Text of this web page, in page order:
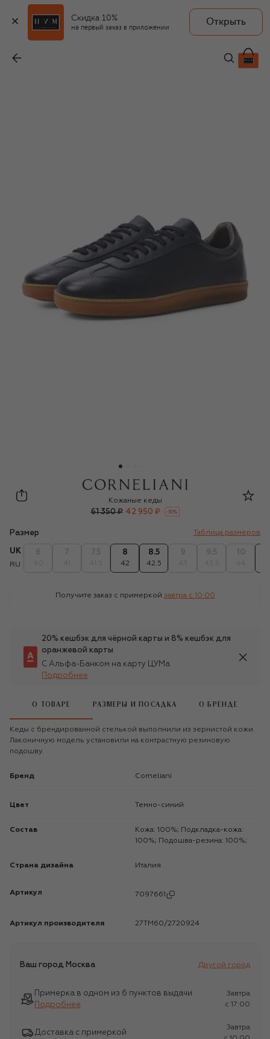
Скидка 10%
на первый заказ в приложении
Открыть
42 950 ₽
Corneliani
Кожаные кеды
61 350 ₽ 42 950 ₽ -30%
Размер Таблица размеров
UK
RU
8
42
8.5
42.5
Получите заказ с примеркой завтра c 10:00
20% кешбэк для чёрной карты и 8% кешбэк для
оранжевой карты
С Альфа-Банком на карту ЦУМа
Подробнее
О ТОВАРЕ РАЗМЕРЫ И ПОСАДКА О БРЕНДЕ
Кеды с брендированной стелькой выполнили из зернистой кожи.
Лаконичную модель установили на контрастную резиновую
подошву.
Бренд Corneliani
Цвет Темно-синий
Состав
Кожа: 100%; Подкладка-кожа:
100%; Подошва-резина: 100%;
Страна дизайна Италия
Артикул 7097661
Артикул производителя 27TM60/2720924
Ваш город Москва Другой город
Примерка в одном из 6 пунктов выдачи
Подробнее
Завтра
c 17:00
Доставка с примеркой
Завтра